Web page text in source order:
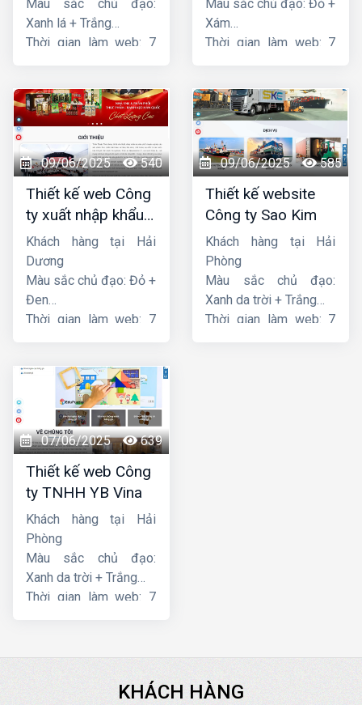
Màu sắc chủ đạo:
Xanh lá + Trắng
Thời gian làm web: 7
Màu sắc chủ đạo: Đỏ +
Xám
Thời gian làm web: 7
09/06/2025 540
Thiết kế web Công
ty xuất nhập khẩu
Thiên Thuận Phát
Khách hàng tại Hải
Dương
Màu sắc chủ đạo: Đỏ +
Đen
Thời gian làm web: 7
09/06/2025 585
Thiết kế website
Công ty Sao Kim
Khách hàng tại Hải
Phòng
Màu sắc chủ đạo:
Xanh da trời + Trắng
Thời gian làm web: 7
07/06/2025 639
Thiết kế web Công
ty TNHH YB Vina
Khách hàng tại Hải
Phòng
Màu sắc chủ đạo:
Xanh da trời + Trắng
Thời gian làm web: 7
KHÁCH HÀNG